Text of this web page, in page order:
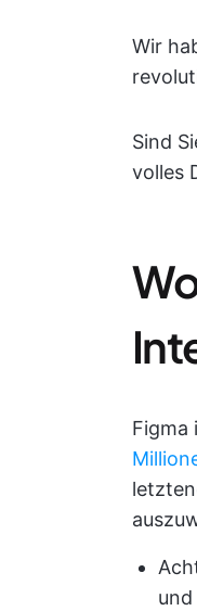
Wir
Sind
volles
Figma